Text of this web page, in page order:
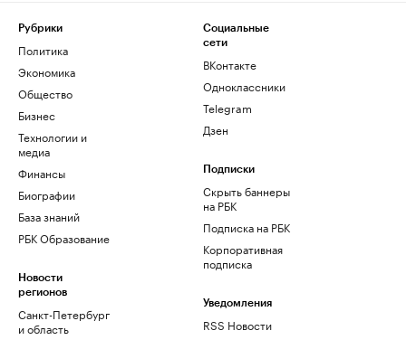
Рубрики
Политика
Экономика
Общество
Бизнес
Технологии и
медиа
Финансы
Биографии
База знаний
РБК Образование
Новости
регионов
Санкт-Петербург
и область
Социальные
сети
ВКонтакте
Одноклассники
Telegram
Дзен
Подписки
Скрыть баннеры
на РБК
Подписка на РБК
Корпоративная
подписка
Уведомления
RSS Новости